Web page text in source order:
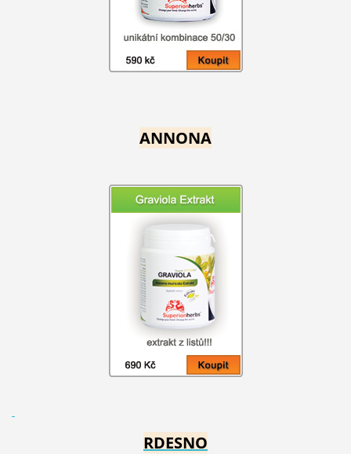
ANNONA
RDESNO